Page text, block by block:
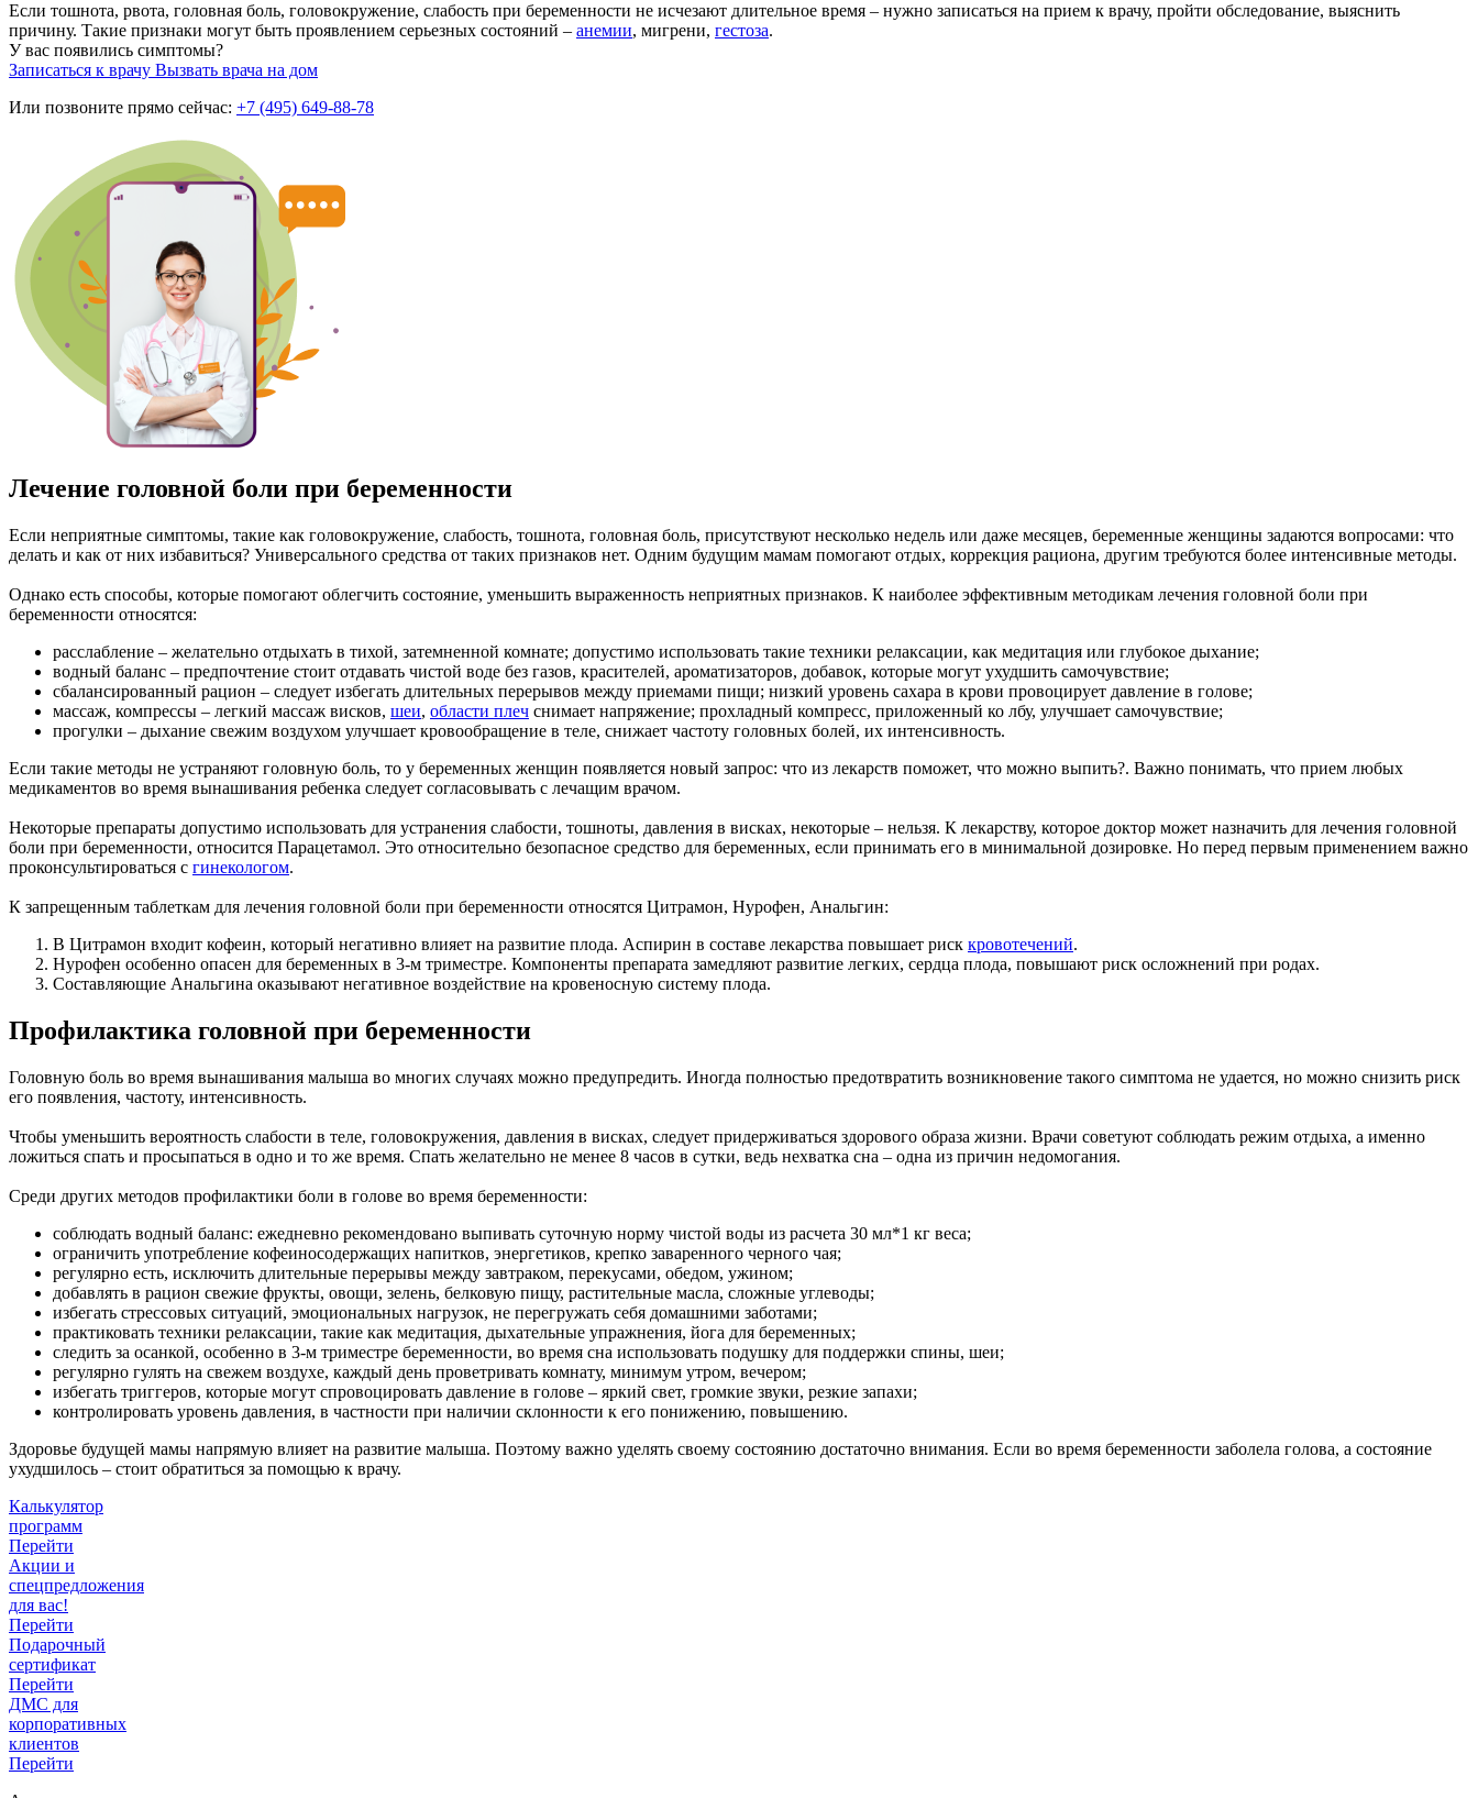
Если тошнота, рвота, головная боль, головокружение, слабость при беременности не исчезают длительное время – нужно записаться на прием к врачу, пройти обследование, выяснить
причину. Такие признаки могут быть проявлением серьезных состояний – анемии, мигрени, гестоза.
У вас появились симптомы?
Записаться к врачу Вызвать врача на дом
Или позвоните прямо сейчас: +7 (495) 649-88-78
Лечение головной боли при беременности
Если неприятные симптомы, такие как головокружение, слабость, тошнота, головная боль, присутствуют несколько недель или даже месяцев, беременные женщины задаются вопросами: что
делать и как от них избавиться? Универсального средства от таких признаков нет. Одним будущим мамам помогают отдых, коррекция рациона, другим требуются более интенсивные методы.
Однако есть способы, которые помогают облегчить состояние, уменьшить выраженность неприятных признаков. К наиболее эффективным методикам лечения головной боли при
беременности относятся:
расслабление – желательно отдыхать в тихой, затемненной комнате; допустимо использовать такие техники релаксации, как медитация или глубокое дыхание;
водный баланс – предпочтение стоит отдавать чистой воде без газов, красителей, ароматизаторов, добавок, которые могут ухудшить самочувствие;
сбалансированный рацион – следует избегать длительных перерывов между приемами пищи; низкий уровень сахара в крови провоцирует давление в голове;
массаж, компрессы – легкий массаж висков, шеи, области плеч снимает напряжение; прохладный компресс, приложенный ко лбу, улучшает самочувствие;
прогулки – дыхание свежим воздухом улучшает кровообращение в теле, снижает частоту головных болей, их интенсивность.
Если такие методы не устраняют головную боль, то у беременных женщин появляется новый запрос: что из лекарств поможет, что можно выпить?. Важно понимать, что прием любых
медикаментов во время вынашивания ребенка следует согласовывать с лечащим врачом.
Некоторые препараты допустимо использовать для устранения слабости, тошноты, давления в висках, некоторые – нельзя. К лекарству, которое доктор может назначить для лечения головной
боли при беременности, относится Парацетамол. Это относительно безопасное средство для беременных, если принимать его в минимальной дозировке. Но перед первым применением важно
проконсультироваться с гинекологом.
К запрещенным таблеткам для лечения головной боли при беременности относятся Цитрамон, Нурофен, Анальгин:
В Цитрамон входит кофеин, который негативно влияет на развитие плода. Аспирин в составе лекарства повышает риск кровотечений.
Нурофен особенно опасен для беременных в 3-м триместре. Компоненты препарата замедляют развитие легких, сердца плода, повышают риск осложнений при родах.
Составляющие Анальгина оказывают негативное воздействие на кровеносную систему плода.
Профилактика головной при беременности
Головную боль во время вынашивания малыша во многих случаях можно предупредить. Иногда полностью предотвратить возникновение такого симптома не удается, но можно снизить риск
его появления, частоту, интенсивность.
Чтобы уменьшить вероятность слабости в теле, головокружения, давления в висках, следует придерживаться здорового образа жизни. Врачи советуют соблюдать режим отдыха, а именно
ложиться спать и просыпаться в одно и то же время. Спать желательно не менее 8 часов в сутки, ведь нехватка сна – одна из причин недомогания.
Среди других методов профилактики боли в голове во время беременности:
соблюдать водный баланс: ежедневно рекомендовано выпивать суточную норму чистой воды из расчета 30 мл*1 кг веса;
ограничить употребление кофеиносодержащих напитков, энергетиков, крепко заваренного черного чая;
регулярно есть, исключить длительные перерывы между завтраком, перекусами, обедом, ужином;
добавлять в рацион свежие фрукты, овощи, зелень, белковую пищу, растительные масла, сложные углеводы;
избегать стрессовых ситуаций, эмоциональных нагрузок, не перегружать себя домашними заботами;
практиковать техники релаксации, такие как медитация, дыхательные упражнения, йога для беременных;
следить за осанкой, особенно в 3-м триместре беременности, во время сна использовать подушку для поддержки спины, шеи;
регулярно гулять на свежем воздухе, каждый день проветривать комнату, минимум утром, вечером;
избегать триггеров, которые могут спровоцировать давление в голове – яркий свет, громкие звуки, резкие запахи;
контролировать уровень давления, в частности при наличии склонности к его понижению, повышению.
Здоровье будущей мамы напрямую влияет на развитие малыша. Поэтому важно уделять своему состоянию достаточно внимания. Если во время беременности заболела голова, а состояние
ухудшилось – стоит обратиться за помощью к врачу.
Калькулятор
программ
Перейти
Акции и
спецпредложения
для вас!
Перейти
Подарочный
сертификат
Перейти
ДМС для
корпоративных
клиентов
Перейти